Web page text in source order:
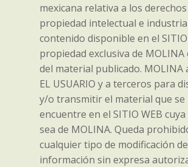
mexicana relativa a los
propiedad intelectual e
contenido disponible en el
propiedad exclusiva de
del material publicado. MOLINA
EL USUARIO y a terceros para
y/o transmitir el material que se
encuentre en el SITIO WEB
sea de MOLINA. Queda
cualquier tipo de modificación de
información sin expresa